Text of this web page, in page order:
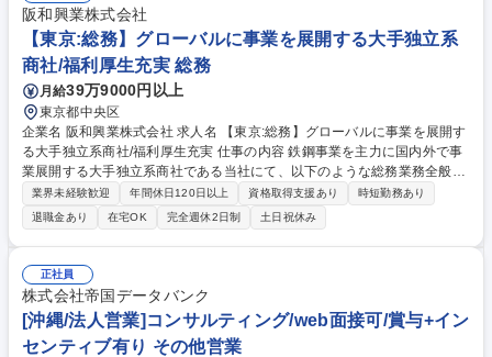
ステム導入後の保守作業■顧客への運用改善など 募集職種 【福岡】介護シ
ステム導入・保守SE(地方自治体への導入・保守)/年休126日
阪和興業株式会社
【東京:総務】グローバルに事業を展開する大手独立系
商社/福利厚生充実 総務
月給39万9000円以上
東京都中央区
企業名 阪和興業株式会社 求人名 【東京:総務】グローバルに事業を展開す
る大手独立系商社/福利厚生充実 仕事の内容 鉄鋼事業を主力に国内外で事
業展開する大手独立系商社である当社にて、以下のような総務業務全般
を、ご経験に応じてお任せします。 【具体的には】■オフィス企画管理・
ビル管理 ■社有固定資産管理（取得、修繕手配、除売却、棚卸、償却資産
申告、予算作成・実行管理） ■賃貸物件（東京本社、支店等）の家賃支払
い・経費支払・庶務業務 ■固定電話等通信システムの企画・管理・経費支
払 ■BCP管理業務 など 【キャリアパス】総務業務全般（企画・統制業務
含む）を担当した後、当社の中枢業務を担っていただくことも視野に入れ
ています。 募集職種 【東京:総務】グローバルに事業を展開する大手独立
系商社/福利厚生充実
業界未経験歓迎 年間休日120日以上 資格取得支援あり
時短勤務あり
退職金あり
在宅OK 完全週休2日制 土日祝休み
正社員
株式会社帝国データバンク
[沖縄/法人営業]コンサルティング/web面接可/賞与+イン
センティブ有り その他営業